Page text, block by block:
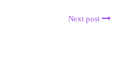
Next post